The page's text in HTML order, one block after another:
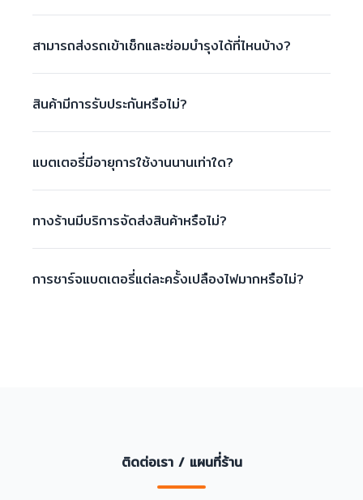
สามารถส่งรถเข้าเช็กและซ่อมบำรุงได้ที่ไหนบ้าง?
สินค้ามีการรับประกันหรือไม่?
แบตเตอรี่มีอายุการใช้งานนานเท่าใด?
ทางร้านมีบริการจัดส่งสินค้าหรือไม่?
การชาร์จแบตเตอรี่แต่ละครั้งเปลืองไฟมากหรือไม่?
ติดต่อเรา / แผนที่ร้าน